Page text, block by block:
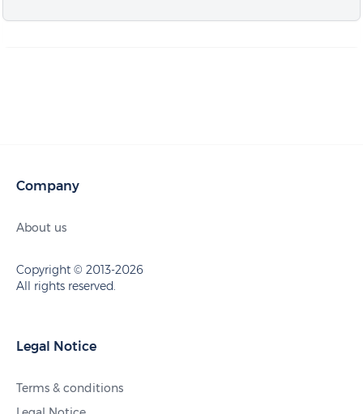
Company
About us
Copyright © 2013-2026
All rights reserved.
Legal Notice
Terms & conditions